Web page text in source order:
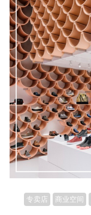
专卖店 商业空间